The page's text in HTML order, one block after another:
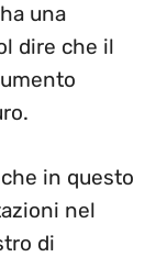
una
dire che il
in questo
nel
di